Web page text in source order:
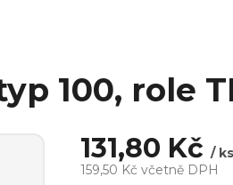
100, role
131,80 Kč / ks
159,50 Kč včetně DPH